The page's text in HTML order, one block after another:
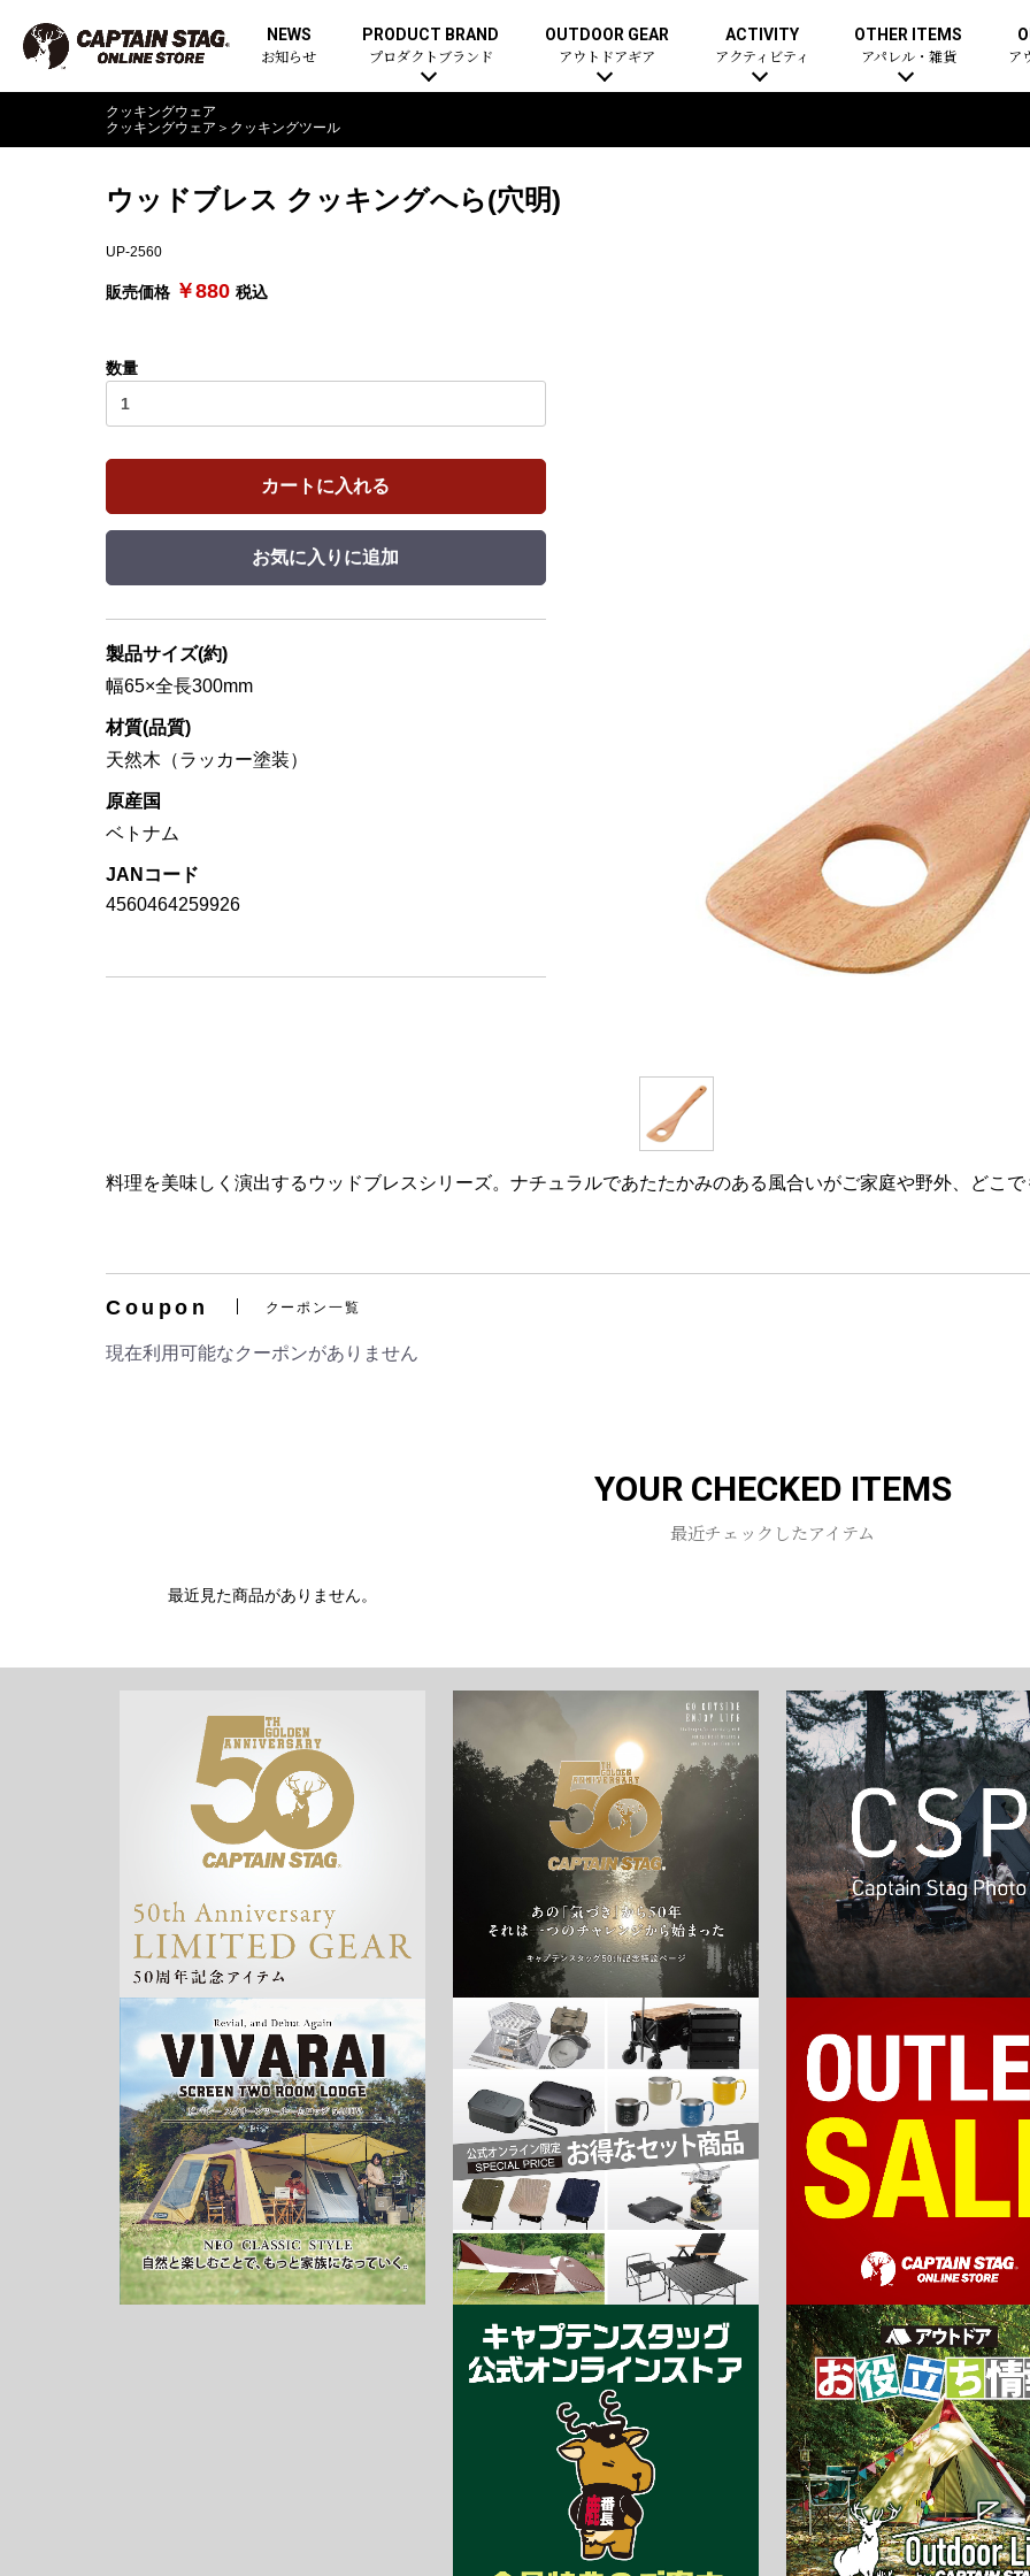
NEWS
お知らせ
PRODUCT BRAND
プロダクトブランド
OUTDOOR GEAR
アウトドアギア
ACTIVITY
アクティビティ
OTHER ITEMS
アパレル・雑貨 ア
クッキングウェア
クッキングウェア ＞ クッキングツール
ウッドブレス クッキングへら(穴明)
UP-2560
販売価格 ￥880 税込
数量
カートに入れる
お買い物を続ける カートへ進む
お気に入りに追加
製品サイズ(約)
幅65×全長300mm
材質(品質)
天然木（ラッカー塗装）
原産国
ベトナム
JANコード
4560464259926
料理を美味しく演出するウッドブレスシリーズ。ナチュラルであたたかみのある風合いがご家庭や野外、どこで
Coupon クーポン一覧
現在利用可能なクーポンがありません
YOUR CHECKED ITEMS
最近チェックしたアイテム
最近見た商品がありません。